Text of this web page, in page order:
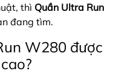
thì Quần Ultra Run
đang tìm.
W280 được